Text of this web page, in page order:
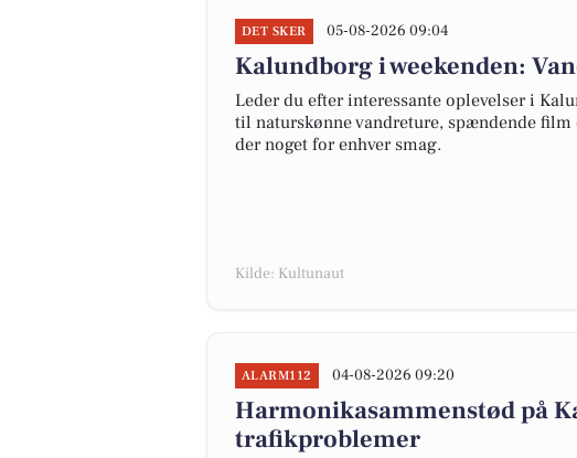
DET SKER 05-08-2026 09:04
Kalundborg i weekenden:
Leder du efter interessante oplevelser i
til naturskønne vandreture, spændende
der noget for enhver smag.
Kilde: Kultunaut
ALARM112 04-08-2026 09:20
Harmonikasammenstød på
trafikproblemer